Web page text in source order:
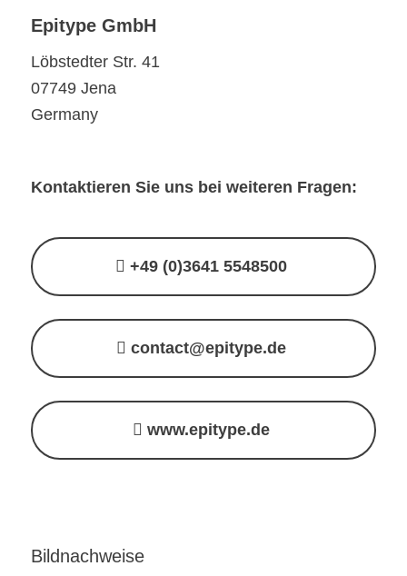
Epitype GmbH
Löbstedter Str. 41
07749 Jena
Germany
Kontaktieren Sie uns bei weiteren Fragen:
+49 (0)3641 5548500
contact@epitype.de
www.epitype.de
Bildnachweise